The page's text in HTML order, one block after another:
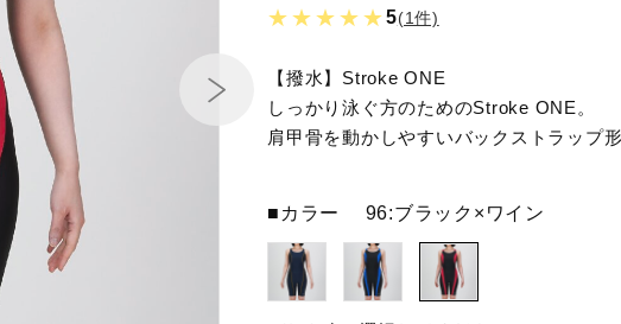
WP STRAP 2｜特集
マーガレット・ハウエル｜特集
KICKS & ECHO｜特集
★★★★★5(1件)
【撥水】Stroke ONE
しっかり泳ぐ方のためのStroke ONE。
肩甲骨を動かしやすいバックストラップ
■カラー 96:ブラック×ワイン